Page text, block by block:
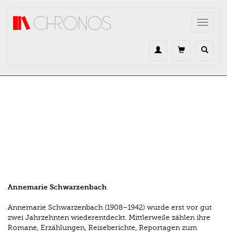
Toggle
Annemarie Schwarzenbach
Annemarie Schwarzenbach (1908–1942) wurde erst vor gut
zwei Jahrzehnten wieder­entdeckt. Mittlerweile zählen ihre
Romane, Erzählungen, Reiseberichte, Reportagen zum